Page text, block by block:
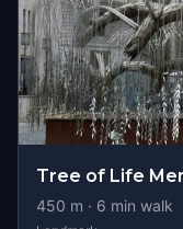
Tree of Life
450 m · 6 min walk